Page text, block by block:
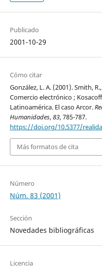
Publicado
2001-10-29
Cómo citar
González, L. A. (2001). Smith,
Comercio electrónico ;
Latinoamérica. El caso Arcor.
Humanidades,83, 785-787.
https://doi.org/10.5377/
Más formatos de cita
Número
Núm. 83 (2001)
Sección
Novedades bibliográficas
Licencia